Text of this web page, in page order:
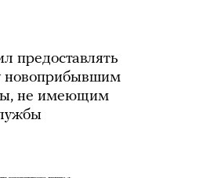
предоставлять
новоприбывшим
не имеющим